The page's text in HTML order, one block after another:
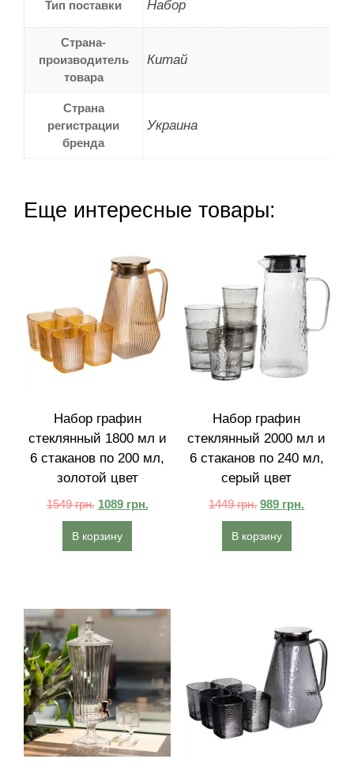
Тип поставки Набор
Страна-
производитель
товара
Китай
Страна
регистрации
бренда
Украина
Еще интересные товары:
Набор графин
стеклянный 1800 мл и
6 стаканов по 200 мл,
золотой цвет
1549грн. 1089 грн.
В корзину
Набор графин
стеклянный 2000 мл и
6 стаканов по 240 мл,
серый цвет
1449грн. 989 грн.
В корзину